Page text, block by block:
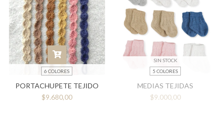
6 COLORES
PORTACHUPETE TEJIDO
$9.680,00
SIN STOCK
5 COLORES
MEDIAS TEJIDAS
$9.000,00